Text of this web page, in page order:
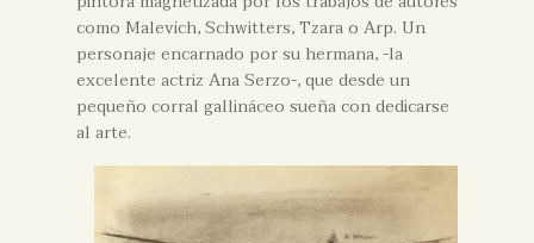
como Malevich, Schwitters, Tzara o Arp. Un
personaje encarnado por su hermana, -la
excelente actriz Ana Serzo-, que desde un
pequeño corral gallináceo sueña con dedicarse
al arte.